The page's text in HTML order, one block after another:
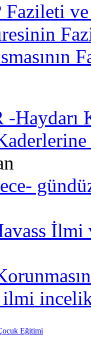
Fazileti
Haydarı
İlmi
ilmi
Eğitimi